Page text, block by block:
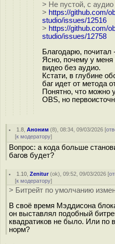
> Не пустой, с
> https://github.com/
studio/issues/12516
> https://github.com/
studio/issues/12758
Благодарю, почитал
Ясно, почему у меня
видео без аудио.
Кстати, в глубине
баг идет от метода
Понятно, что можно
OBS, но
1.8 ,Аноним (8), 08:34, 09/03/2026 [
[к модератору]
Вопрос: а кода больше
багов будет?
1.10 ,Zenitur(ok), 09:52, 09/03/2026 [
[к модератору]
> Битрейт по умолчанию
В своё время Мэддисона
он выставлял подобный
квадратиков не было. Или по
норм?